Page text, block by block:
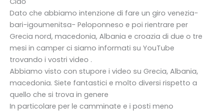
Dato che abbiamo intenzione di fare un giro venezia-
bari-igoumenitsa- Peloponneso e poi rientrare per
Grecia nord, macedonia, Albania e croazia di due o tre
mesi in camper ci siamo informati su YouTube
trovando i vostri video .
Abbiamo visto con stupore i video su Grecia, Albania,
macedonia. Siete fantastici e molto diversi rispetto a
quello che si trova in genere
In particolare per le camminate e i posti meno